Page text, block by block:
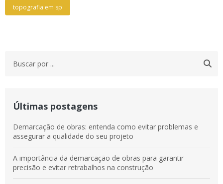
topografia em sp
Últimas postagens
Demarcação de obras: entenda como evitar problemas e
assegurar a qualidade do seu projeto
A importância da demarcação de obras para garantir
precisão e evitar retrabalhos na construção